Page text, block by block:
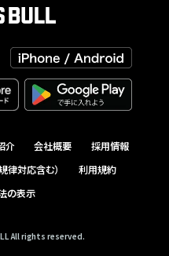
介 会社概要
採用情報
律対応含む）
利用規約
の表示
All rights reserved.